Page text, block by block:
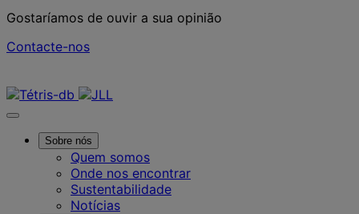
Gostaríamos de ouvir a sua opinião
Contacte-nos
Sobre nós
Quem somos
Onde nos encontrar
Sustentabilidade
Notícias